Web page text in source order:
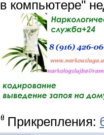
в компьютере"
Прикрепления: